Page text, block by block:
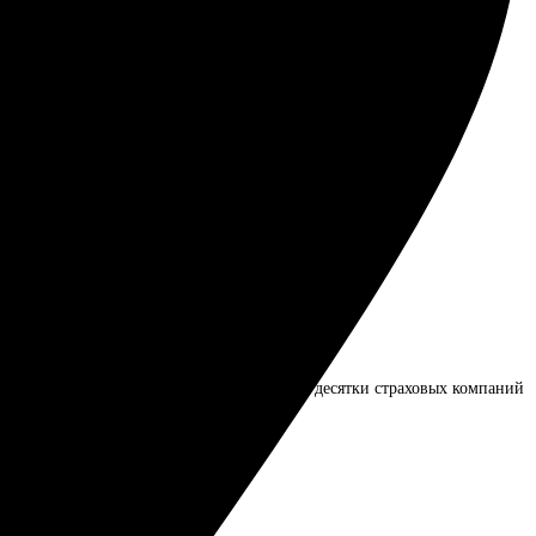
удивил. Мне не пришлось обзванивать десятки страховых компаний